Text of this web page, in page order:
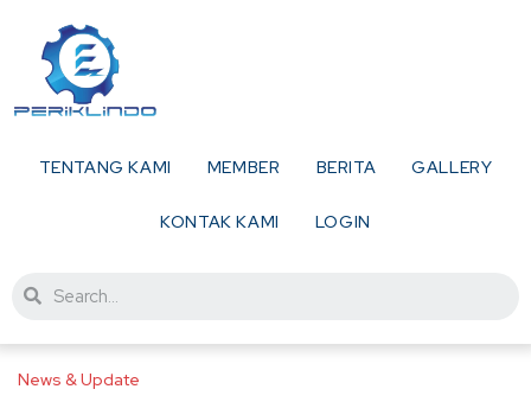
TENTANG KAMI MEMBER BERITA GALLERY
KONTAK KAMI LOGIN
News & Update